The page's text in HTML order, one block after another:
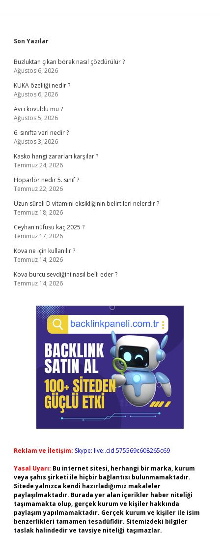
Sidebar
Son Yazılar
Buzluktan çıkan börek nasıl çözdürülür ?
Ağustos 6, 2026
KUKA özelliği nedir ?
Ağustos 6, 2026
Avcı kovuldu mu ?
Ağustos 5, 2026
6. sınıfta veri nedir ?
Ağustos 3, 2026
Kasko hangi zararları karşılar ?
Temmuz 24, 2026
Hoparlör nedir 5. sınıf ?
Temmuz 22, 2026
Uzun süreli D vitamini eksikliğinin belirtileri nelerdir ?
Temmuz 18, 2026
Ceyhan nüfusu kaç 2025 ?
Temmuz 17, 2026
Kova ne için kullanılır ?
Temmuz 14, 2026
Kova burcu sevdiğini nasıl belli eder ?
Temmuz 14, 2026
Reklam ve İletişim: Skype: live:.cid.575569c608265c69
Yasal Uyarı: Bu internet sitesi, herhangi bir marka, kurum
veya şahıs şirketi ile hiçbir bağlantısı bulunmamaktadır.
Sitede yalnızca kendi hazırladığımız makaleler
paylaşılmaktadır. Burada yer alan içerikler haber niteliği
taşımamakta olup, gerçek kurum ve kişiler hakkında
paylaşım yapılmamaktadır. Gerçek kurum ve kişiler ile isim
benzerlikleri tamamen tesadüfidir. Sitemizdeki bilgiler
taslak halindedir ve tavsiye niteliği taşımazlar.